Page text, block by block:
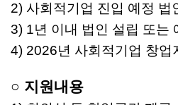
2) 사회적기업 진입 예정 법
3) 1년 이내 법인 설립 또는
4) 2026년 사회적기업 창업
○ 지원내용